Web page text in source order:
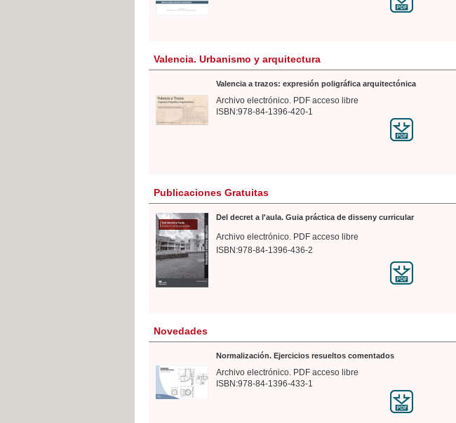
Valencia. Urbanismo y arquitectura
Valencia a trazos: expresión poligráfica arquitectónica
Archivo electrónico. PDF acceso libre
ISBN:978-84-1396-420-1
Publicaciones Gratuitas
Del decret a l'aula. Guia práctica de disseny curricular
Archivo electrónico. PDF acceso libre
ISBN:978-84-1396-436-2
Novedades
Normalización. Ejercicios resueltos comentados
Archivo electrónico. PDF acceso libre
ISBN:978-84-1396-433-1